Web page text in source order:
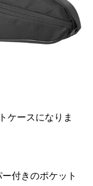
ケースになりま
付きのポケット